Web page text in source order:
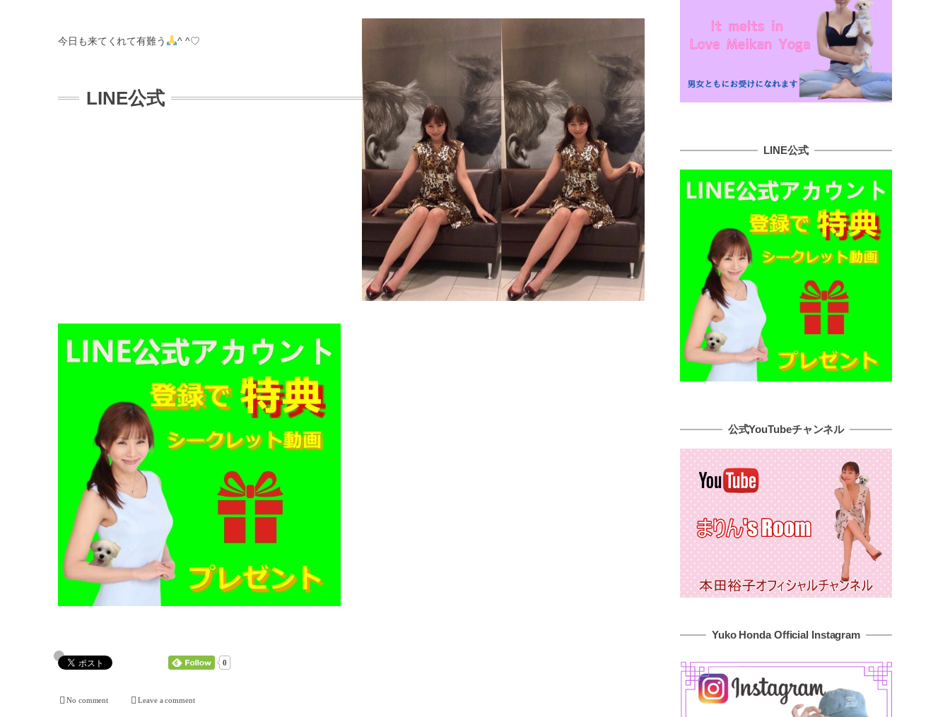
今日も来てくれて有難う ^ ^♡
LINE公式
0
No comment Leave a comment
LINE公式
公式YouTubeチャンネル
Yuko Honda Official Instagram